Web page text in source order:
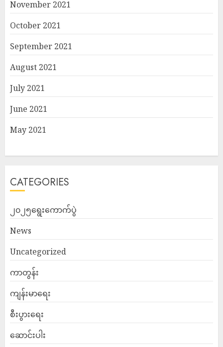
November 2021
October 2021
September 2021
August 2021
July 2021
June 2021
May 2021
CATEGORIES
၂၀၂၅ရွေးကောက်ပွဲ
News
Uncategorized
ကာတွန်း
ကျန်းမာရေး
စီးပွားရေး
ဆောင်းပါး